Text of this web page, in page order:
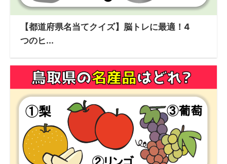
【都道府県名当てクイズ】脳トレに最適！4
つのヒ...